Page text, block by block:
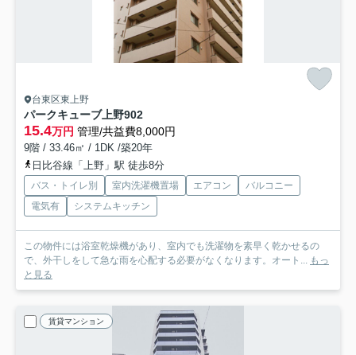
台東区東上野
パークキューブ上野902
15.4万円 管理/共益費8,000円
9階 / 33.46㎡ / 1DK /築20年
日比谷線「上野」駅 徒歩8分
バス・トイレ別 室内洗濯機置場 エアコン
バルコニー
電気有
システムキッチン
この物件には浴室乾燥機があり、室内でも洗濯物を素早く乾かせるの
で、外干しをして急な雨を心配する必要がなくなります。オート... もっ
と見る
賃貸マンション